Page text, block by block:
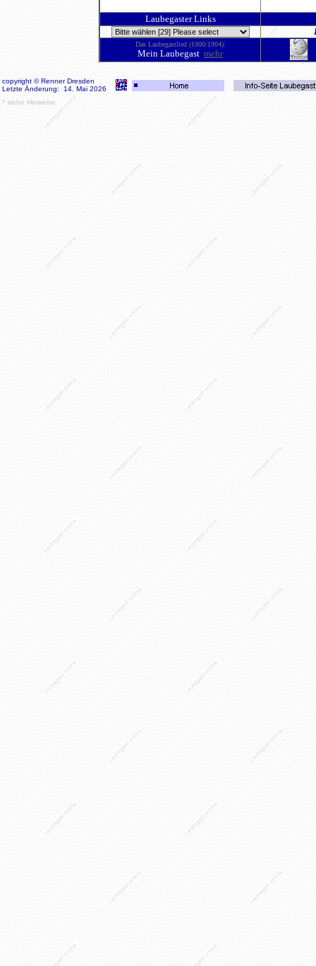
Laubegaster Links
Das Laubegastlied(1900/1904):
Mein Laubegast mehr
copyright © Renner Dresden
Letzte Änderung: 14. Mai 2026
* siehe Hinweise